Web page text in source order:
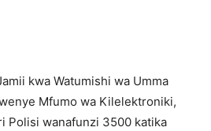
kwa Watumishi wa Umma
Mfumo wa Kilelektroniki,
Polisi wanafunzi 3500 katika